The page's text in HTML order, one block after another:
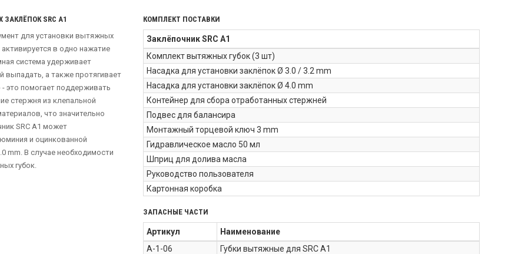
SRC A1
для установки вытяжных
в одно нажатие
система удерживает
выпадать, а также протягивает
это помогает поддерживать
стержня из клепальной
что значительно
SRC A1 может
и оцинкованной
mm. В случае необходимости
губок.
КОМПЛЕКТ ПОСТАВКИ
Заклёпочник SRC A1
Комплект вытяжных губок (3 шт)
Насадка для установки заклёпок Ø 3.0 / 3.2 mm
Насадка для установки заклёпок Ø 4.0 mm
Контейнер для сбора отработанных стержней
Подвес для балансира
Монтажный торцевой ключ 3 mm
Гидравлическое масло 50 мл
Шприц для долива масла
Руководство пользователя
Картонная коробка
ЗАПАСНЫЕ ЧАСТИ
Артикул
Наименование
A-1-06
Губки вытяжные для SRC A1